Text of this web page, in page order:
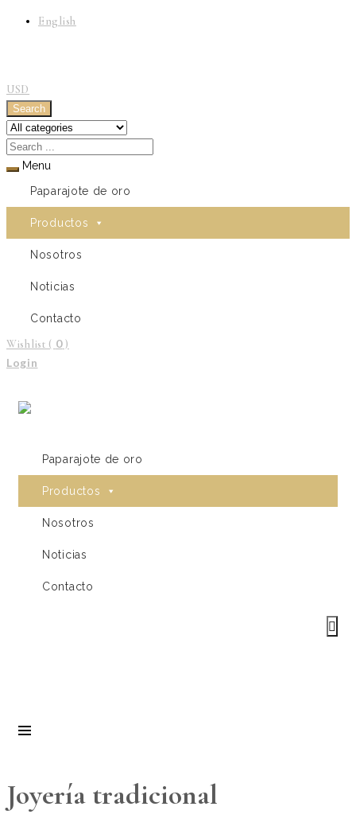
English
USD
Search
Menu
Paparajote de oro
Productos
Nosotros
Noticias
Contacto
Wishlist ( 0)
Login
Paparajote de oro
Productos
Nosotros
Noticias
Contacto
Joyería tradicional